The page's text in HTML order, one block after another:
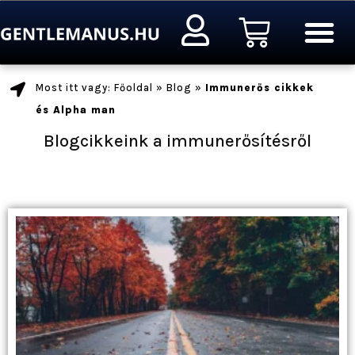
a
Kosár
Most itt vagy: Főoldal » Blog » Immunerős cikkek
és Alpha man
Blogcikkeink a immunerősítésről